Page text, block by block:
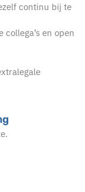
continu bij te
en open